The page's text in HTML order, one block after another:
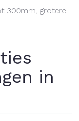
300mm, grotere
in